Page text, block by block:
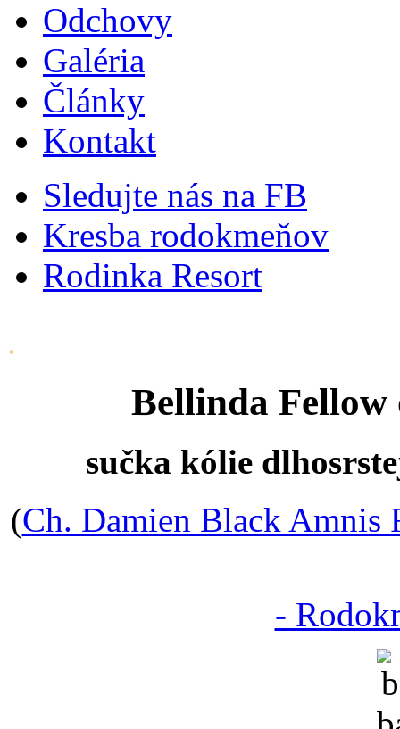
Odchovy
Galéria
Články
Kontakt
Sledujte nás na FB
Kresba rodokmeňov
Rodinka Resort
.
Bellinda
sučka kólie
(Ch. Damien Black Amnis
-